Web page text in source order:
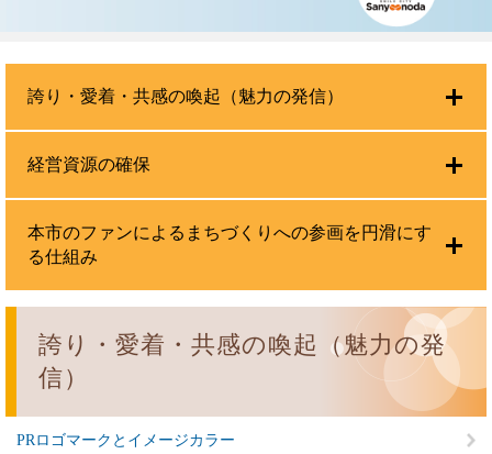
誇り・愛着・共感の喚起（魅力の発
信）
PRロゴマークとイメージカラー
誇り・愛着・共感の喚起（魅力の発信）
経営資源の確保
本市のファンによるまちづくりへの参画を円滑にす
る仕組み